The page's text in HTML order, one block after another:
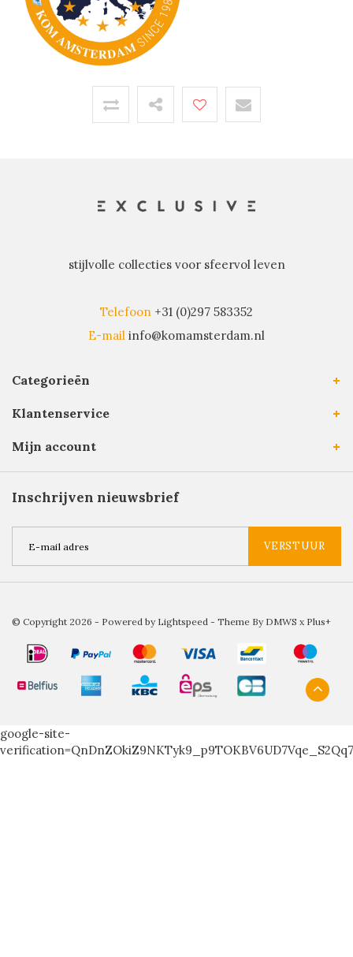
stijlvolle collecties voor sfeervol leven
Telefoon +31 (0)297 583352
E-mail info@komamsterdam.nl
Categorieën
Klantenservice
Mijn account
Inschrijven nieuwsbrief
VERSTUUR
© Copyright 2026 - Powered by Lightspeed - Theme By DMWS x Plus+
google-site-